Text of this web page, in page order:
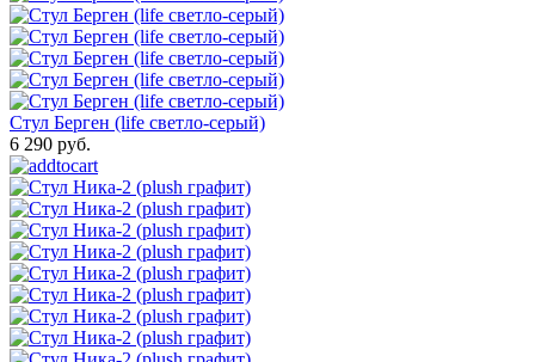
Стул Берген (life светло-серый)
6 290 руб.